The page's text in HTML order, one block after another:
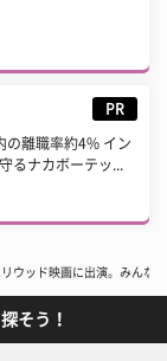
PR
の離職率約4% イン
るナカボーテッ...
ウッド映画に出演。みんな
そう！